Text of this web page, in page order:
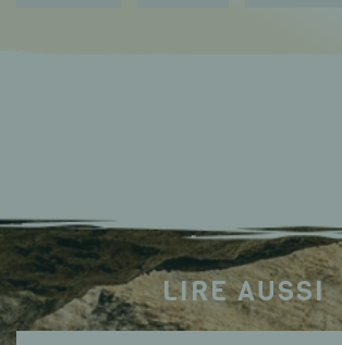
LIRE AUSSI